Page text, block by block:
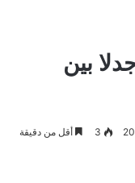
بين
3 أقل من دقيقة